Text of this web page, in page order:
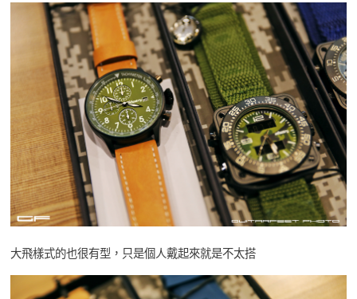
大飛樣式的也很有型，只是個人戴起來就是不太搭